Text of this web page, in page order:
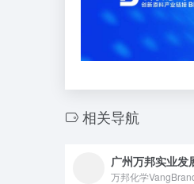
相关导航